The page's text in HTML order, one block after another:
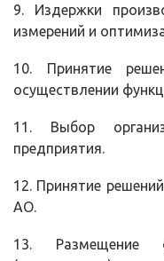
9. Издержки
измерений и
10. Принятие
осуществлении
11. Выбор
предприятия.
12. Принятие
АО.
13. Размещение